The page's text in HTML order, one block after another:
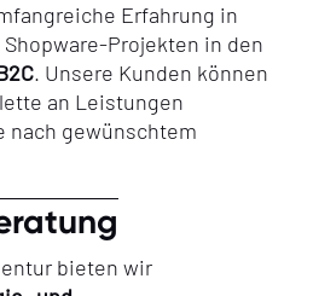
Erfahrung in
Projekten in den
. Unsere Kunden können
an Leistungen
nach gewünschtem
bieten wir